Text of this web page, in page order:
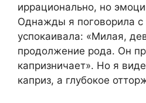
иррационально, но
Однажды я поговорила
успокаивала: «Милая,
продолжение рода. Он
капризничает». Но я
каприз, а глубокое